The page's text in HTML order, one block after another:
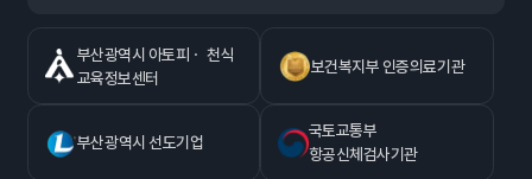
부산광역시 아토피ㆍ 천식
교육정보센터
보건복지부 인증의료기관
부산광역시 선도기업
국토교통부
항공신체검사기관